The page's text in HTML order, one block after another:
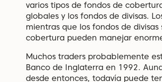
varios tipos de fondos de
globales y los fondos de divisas.
mientras que los fondos de
cobertura pueden manejar
Muchos traders probablemente
Banco de Inglaterra en 1992.
desde entonces, todavía puede